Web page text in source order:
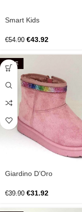
Smart Kids
€54.90 €43.92
SALE
Giardino D’Oro
€39.90 €31.92